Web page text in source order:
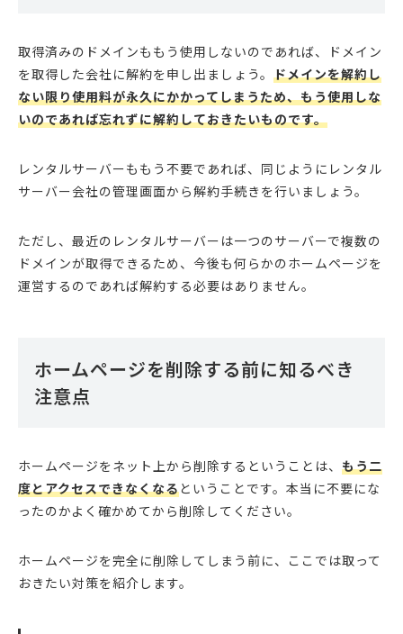
取得済みのドメインももう使用しないのであれば、ドメイン
を取得した会社に解約を申し出ましょう。 ドメインを解約し
ない限り使用料が永久にかかってしまうため、もう使用しな
いのであれば忘れずに解約しておきたいものです。
レンタルサーバーももう不要であれば、同じようにレンタル
サーバー会社の管理画面から解約手続きを行いましょう。
ただし、最近のレンタルサーバーは一つのサーバーで複数の
ドメインが取得できるため、今後も何らかのホームページを
運営するのであれば解約する必要はありません。
ホームページを削除する前に知るべき
注意点
ホームページをネット上から削除するということは、 もう二
度とアクセスできなくなるということです。本当に不要にな
ったのかよく確かめてから削除してください。
ホームページを完全に削除してしまう前に、ここでは取って
おきたい対策を紹介します。